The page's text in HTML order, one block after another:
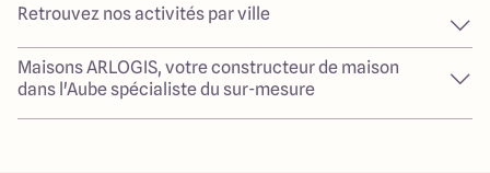
Retrouvez nos activités par ville
Maisons ARLOGIS, votre constructeur de maison
dans l'Aube spécialiste du sur-mesure